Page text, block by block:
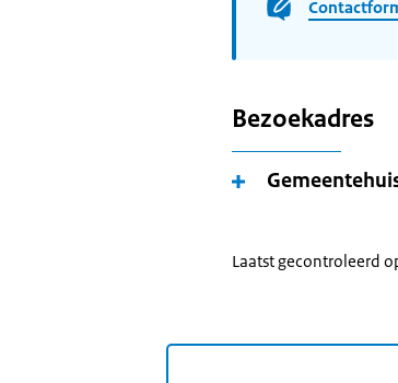
Bezoekadres
Laatst gecontroleerd